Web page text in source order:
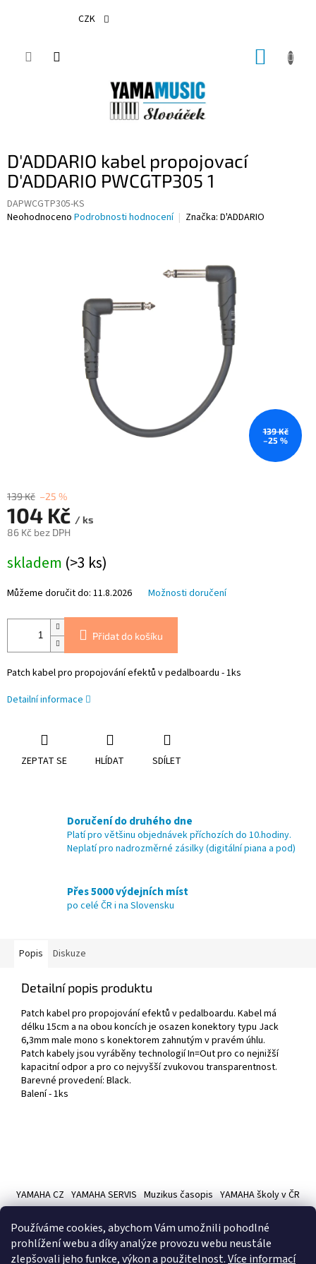
Používáme cookies, abychom Vám umožnili pohodlné
prohlížení webu a díky analýze provozu webu neustále
zlepšovali jeho funkce, výkon a použitelnost.Více informací
CZK
D'ADDARIO kabel propojovací
D'ADDARIO PWCGTP305 1
DAPWCGTP305-KS
Průměrné
Neohodnoceno Podrobnosti hodnocení Značka: D'ADDARIO
139 Kč
–25 %
139 Kč –25 %
104 Kč / ks
86 Kč bez DPH
cena:
skladem (>3 ks)
Můžeme doručit do: 11.8.2026 Možnosti doručení
Přidat do košíku
Patch kabel pro propojování efektů v pedalboardu - 1ks
Detailní informace
ZEPTAT SE HLÍDAT SDÍLET
Doručení do druhého dne
Platí pro většinu objednávek příchozích do 10.hodiny.
Neplatí pro nadrozměrné zásilky (digitální piana a pod)
Přes 5000 výdejních míst
po celé ČR i na Slovensku
Popis Diskuze
Detailní popis produktu
Patch kabel pro propojování efektů v pedalboardu. Kabel má
délku 15cm a na obou koncích je osazen konektory typu Jack
6,3mm male mono s konektorem zahnutým v pravém úhlu.
Patch kabely jsou vyráběny technologií In=Out pro co nejnižší
kapacitní odpor a pro co nejvyšší zvukovou transparentnost.
Barevné provedení: Black.
Balení - 1ks
p
YAMAHA CZ YAMAHA SERVIS Muzikus časopis YAMAHA školy v ČR